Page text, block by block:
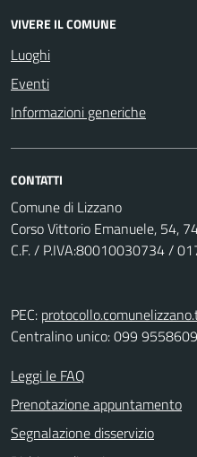
VIVERE IL COMUNE
Luoghi
Eventi
Informazioni generiche
CONTATTI
Comune di Lizzano
Corso Vittorio Emanuele, 54,
C.F. / P.IVA:80010030734 /
PEC:
Centralino unico: 099 9558609
Leggi le FAQ
Prenotazione appuntamento
Segnalazione disservizio